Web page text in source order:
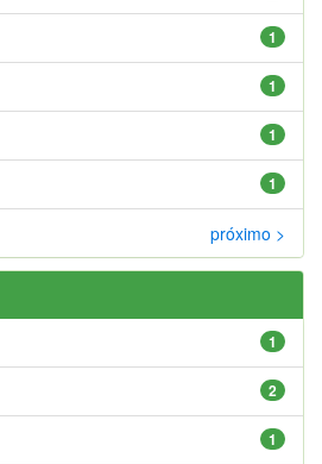
1
1
1
1
próximo >
1
2
1